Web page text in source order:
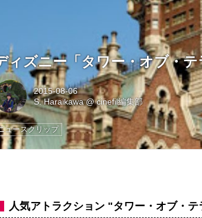
ィズニー「タワー・オブ・
2015-08-06
S. Haraikawa@cinefil編集部
ュースクリップ
人気アトラクション "タワー・オブ・テ